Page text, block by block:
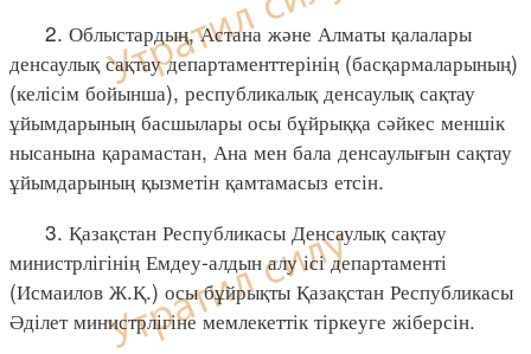
2. Облыстардың, Астана және Алматы қалалары
денсаулық сақтау департаменттерінің (басқармаларының)
(келісім бойынша), республикалық денсаулық сақтау
ұйымдарының басшылары осы бұйрыққа сәйкес меншік
нысанына қарамастан, Ана мен бала денсаулығын сақтау
ұйымдарының қызметін қамтамасыз етсін.
3. Қазақстан Республикасы Денсаулық сақтау
министрлігінің Емдеу-алдын алу ісі департаменті
(Исмаилов Ж.Қ.) осы бұйрықты Қазақстан Республикасы
Әділет министрлігіне мемлекеттік тіркеуге жіберсін.